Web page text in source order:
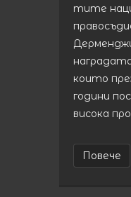
тите
които
години
висока
Повече